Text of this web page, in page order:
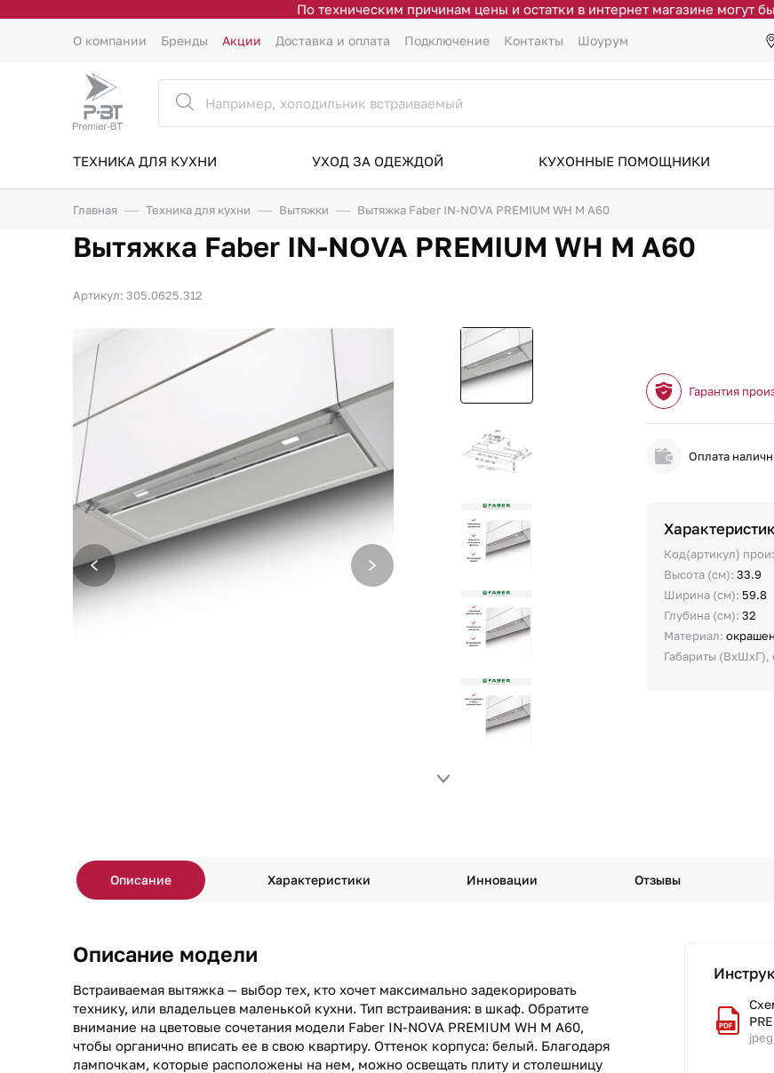
По техническим причинам цены и остатки в интернет магазине могут
О компании Бренды Акции Доставка и оплата Подключение Контакты Шоурум
ТЕХНИКА ДЛЯ КУХНИ УХОД ЗА ОДЕЖДОЙ КУХОННЫЕ ПОМОЩНИКИ
Главная Техника для кухни Вытяжки Вытяжка Faber IN-NOVA PREMIUM WH M A60
Вытяжка Faber IN-NOVA PREMIUM WH M A60
Артикул: 305.0625.312
Гарантия
Оплата
Код(артикул)
Высота (см):33.9
Ширина (см): 59.8
Глубина (см):32
Материал:
Габариты
Описание Характеристики Инновации Отзывы
Описание модели
Встраиваемая вытяжка — выбор тех, кто хочет максимально задекорировать
технику, или владельцев маленькой кухни. Тип встраивания: в шкаф. Обратите
внимание на цветовые сочетания модели Faber IN-NOVA PREMIUM WH M A60,
чтобы органично вписать ее в свою квартиру. Оттенок корпуса: белый. Благодаря
лампочкам, которые расположены на нем, можно освещать плиту и столешницу